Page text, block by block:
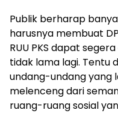
Publik berharap
harusnya membuat
RUU PKS dapat
tidak lama lagi. Tentu
undang-undang yang
melenceng dari
ruang-ruang sosial